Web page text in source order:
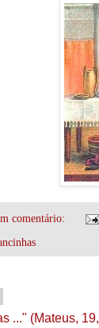
comentário:
..." (Mateus,